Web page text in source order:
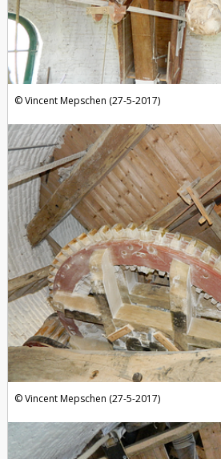
Vincent Mepschen (27-5-2017)
Vincent Mepschen (27-5-2017)